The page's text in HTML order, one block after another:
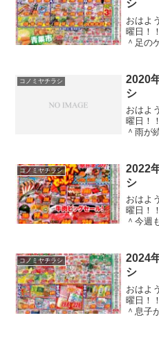
シ
おはよ
曜日！
＾足の
ですね
ポンの
コノミヤチラシ
2020
シ
おはよ
曜日！
＾雨が
か必死
まま電
コノミヤチラシ
2022
シ
おはよ
曜日！
＾今週
以外の
よいの
コノミヤチラシ
2024
シ
おはよ
曜日！
＾息子